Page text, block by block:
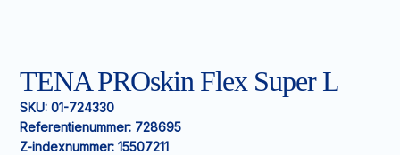
TENA PROskin Flex Super L
SKU: 01-724330
Referentienummer: 728695
Z-indexnummer: 15507211